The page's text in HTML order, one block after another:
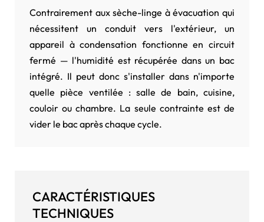
Contrairement aux sèche-linge à évacuation qui
nécessitent un conduit vers l'extérieur, un
appareil à condensation fonctionne en circuit
fermé — l'humidité est récupérée dans un bac
intégré. Il peut donc s'installer dans n'importe
quelle pièce ventilée : salle de bain, cuisine,
couloir ou chambre. La seule contrainte est de
vider le bac après chaque cycle.
CARACTÉRISTIQUES
TECHNIQUES